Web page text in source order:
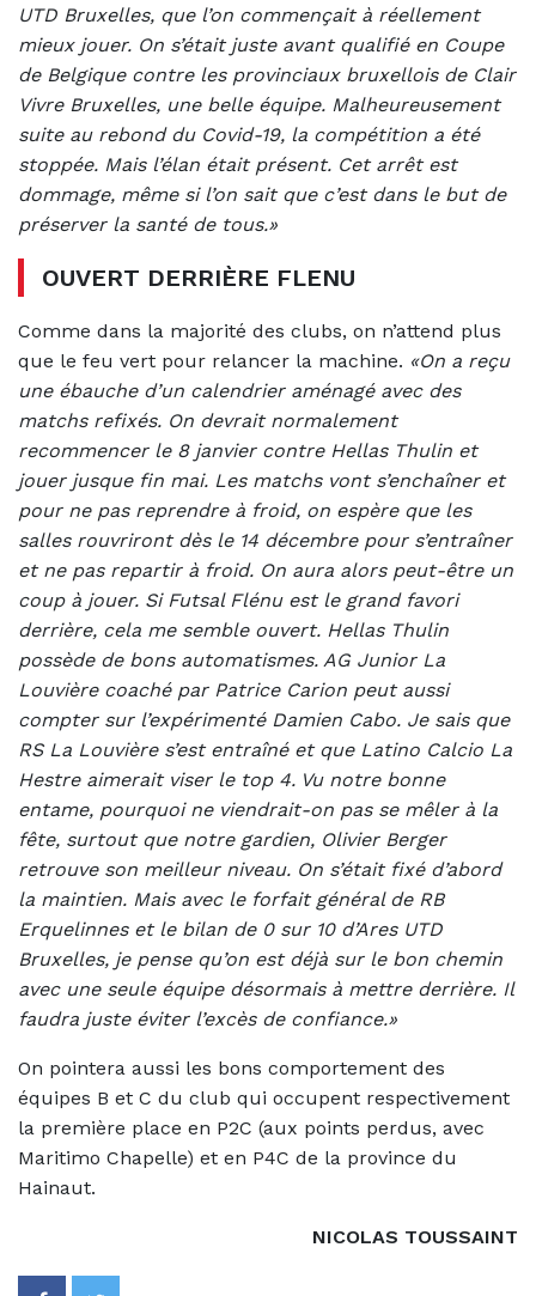
UTD Bruxelles, que l’on commençait à réellement
mieux jouer. On s’était juste avant qualifié en Coupe
de Belgique contre les provinciaux bruxellois de Clair
Vivre Bruxelles, une belle équipe. Malheureusement
suite au rebond du Covid-19, la compétition a été
stoppée. Mais l’élan était présent. Cet arrêt est
dommage, même si l’on sait que c’est dans le but de
préserver la santé de tous.»
OUVERT DERRIÈRE FLENU
Comme dans la majorité des clubs, on n’attend plus
que le feu vert pour relancer la machine. «On a reçu
une ébauche d’un calendrier aménagé avec des
matchs refixés. On devrait normalement
recommencer le 8 janvier contre Hellas Thulin et
jouer jusque fin mai. Les matchs vont s’enchaîner et
pour ne pas reprendre à froid, on espère que les
salles rouvriront dès le 14 décembre pour s’entraîner
et ne pas repartir à froid. On aura alors peut-être un
coup à jouer. Si Futsal Flénu est le grand favori
derrière, cela me semble ouvert. Hellas Thulin
possède de bons automatismes. AG Junior La
Louvière coaché par Patrice Carion peut aussi
compter sur l’expérimenté Damien Cabo. Je sais que
RS La Louvière s’est entraîné et que Latino Calcio La
Hestre aimerait viser le top 4. Vu notre bonne
entame, pourquoi ne viendrait-on pas se mêler à la
fête, surtout que notre gardien, Olivier Berger
retrouve son meilleur niveau. On s’était fixé d’abord
la maintien. Mais avec le forfait général de RB
Erquelinnes et le bilan de 0 sur 10 d’Ares UTD
Bruxelles, je pense qu’on est déjà sur le bon chemin
avec une seule équipe désormais à mettre derrière. Il
faudra juste éviter l’excès de confiance.»
On pointera aussi les bons comportement des
équipes B et C du club qui occupent respectivement
la première place en P2C (aux points perdus, avec
Maritimo Chapelle) et en P4C de la province du
Hainaut.
NICOLAS TOUSSAINT